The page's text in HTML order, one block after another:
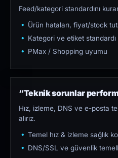
Feed/kategori standardını
Ürün hataları, fiyat/stock
Kategori ve etiket standardı
PMax / Shopping uyumu
“Teknik sorunlar
Hız, izleme, DNS ve e-posta
alırız.
Temel hız & izleme sağlık
DNS/SSL ve güvenlik